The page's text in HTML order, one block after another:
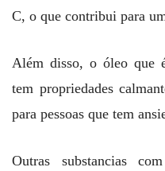
C, o que contribui para
Além disso, o óleo que
tem propriedades
para pessoas que tem
Outras substancias